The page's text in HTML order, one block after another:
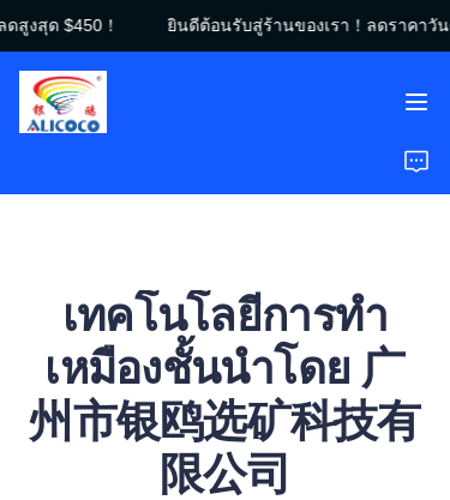
งสุด $450！
ยินดีต้อนรับสู่ร้านของเรา！ลดราคาวัน
ยินดีต้อนรับสู่ร้านของ
ดำ｜ลดสูงสุด $450！
เทคโนโลยีการทำ
เหมืองชั้นนำโดย 广
州市银鸥选矿科技有
限公司
หน้าแรก
สินค้า
กรณีศึกษา
เกี่ยวกับเรา
คำถามที่พบบ่อย